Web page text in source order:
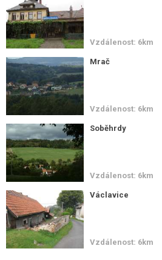
Vzdálenost: 6km
Mrač
Vzdálenost: 6km
Soběhrdy
Vzdálenost: 6km
Václavice
Vzdálenost: 6km